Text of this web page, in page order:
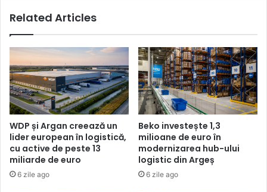
Euro
Related Articles
WDP și Argan creează un
lider european în logistică,
cu active de peste 13
miliarde de euro
6 zile ago
Beko investește 1,3
milioane de euro în
modernizarea hub-ului
logistic din Argeș
6 zile ago